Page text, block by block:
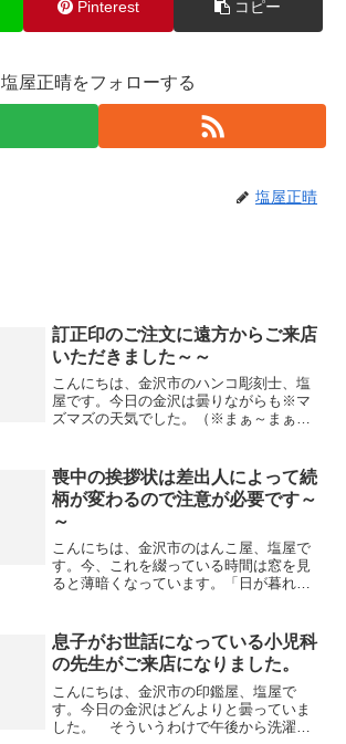
Pinterest コピー
塩屋正晴をフォローする
塩屋正晴
訂正印のご注文に遠方からご来店
いただきました～～
こんにちは、金沢市のハンコ彫刻士、塩
屋です。今日の金沢は曇りながらも※マ
ズマズの天気でした。（※まぁ～まぁ
正印が欲しいのですが・・・・・・」
との事・・・・・・私は 「...
喪中の挨拶状は差出人によって続
柄が変わるので注意が必要です～
～
こんにちは、金沢市のはんこ屋、塩屋で
す。今、これを綴っている時間は窓を見
ると薄暗くなっています。「日が暮れる
ら青空ものぞく天気になりました。さ
て、午前中に喪中の挨拶状の...
息子がお世話になっている小児科
の先生がご来店になりました。
こんにちは、金沢市の印鑑屋、塩屋で
す。今日の金沢はどんよりと曇っていま
した。 そういうわけで午後から洗濯物